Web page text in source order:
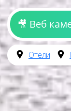
🎥 Веб
Отели